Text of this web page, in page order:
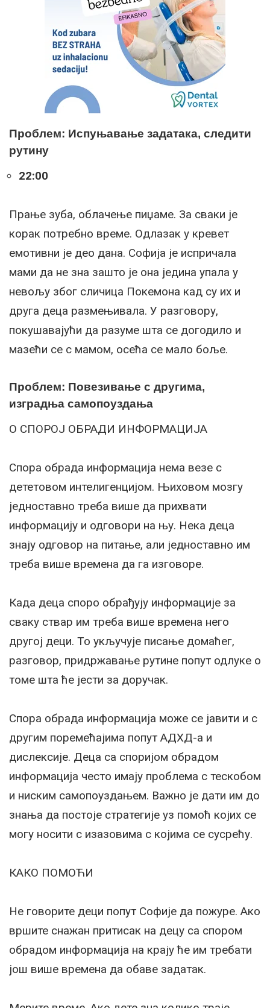
Проблем: Испуњавање задатака, следити
рутину
22:00
Прање зуба, облачење пиџаме. За сваки је
корак потребно време. Одлазак у кревет
емотивни је део дана. Софија је испричала
мами да не зна зашто је она једина упала у
невољу због сличица Покемона кад су их и
друга деца размењивала. У разговору,
покушавајући да разуме шта се догодило и
мазећи се с мамом, осећа се мало боље.
Проблем: Повезивање с другима,
изградња самопоуздања
О СПОРОЈ ОБРАДИ ИНФОРМАЦИЈА
Спора обрада информација нема везе с
дететовом интелигенцијом. Њиховом мозгу
једноставно треба више да прихвати
информацију и одговори на њу. Нека деца
знају одговор на питање, али једноставно им
треба више времена да га изговоре.
Када деца споро обрађују информације за
сваку ствар им треба више времена него
другој деци. То укључује писање домаћег,
разговор, придржавање рутине попут одлуке о
томе шта ће јести за доручак.
Спора обрада информација може се јавити и с
другим поремећајима попут АДХД-а и
дислексије. Деца са споријом обрадом
информација често имају проблема с тескобом
и ниским самопоуздањем. Важно је дати им до
знања да постоје стратегије уз помоћ којих се
могу носити с изазовима с којима се сусрећу.
КАКО ПОМОЋИ
Не говорите деци попут Софије да пожуре. Ако
вршите снажан притисак на децу са спором
обрадом информација на крају ће им требати
још више времена да обаве задатак.